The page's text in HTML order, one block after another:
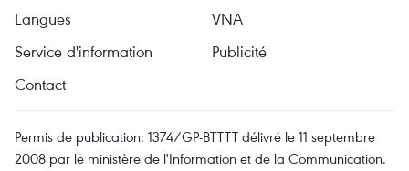
Langues
VNA
Service d'information
Publicité
Contact
Permis de publication: 1374/GP-BTTTT délivré le 11 septembre
2008 par le ministère de l'Information et de la Communication.